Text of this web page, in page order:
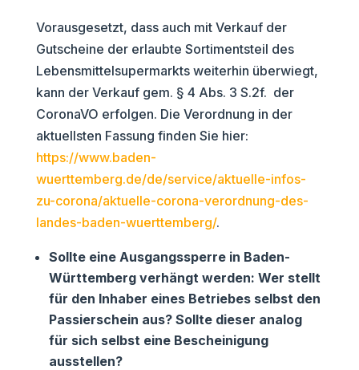
Vorausgesetzt, dass auch mit Verkauf der
Gutscheine der erlaubte Sortimentsteil des
Lebensmittelsupermarkts weiterhin überwiegt,
kann der Verkauf gem. § 4 Abs. 3 S.2f. der
CoronaVO erfolgen. Die Verordnung in der
aktuellsten Fassung finden Sie hier:
https://www.baden-
wuerttemberg.de/de/service/aktuelle-infos-
zu-corona/aktuelle-corona-verordnung-des-
landes-baden-wuerttemberg/.
Sollte eine Ausgangssperre in Baden-
Württemberg verhängt werden: Wer stellt
für den Inhaber eines Betriebes selbst den
Passierschein aus? Sollte dieser analog
für sich selbst eine Bescheinigung
ausstellen?